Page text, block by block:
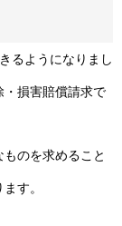
るようになりまし
・損害賠償請求で
のを求めること
す。